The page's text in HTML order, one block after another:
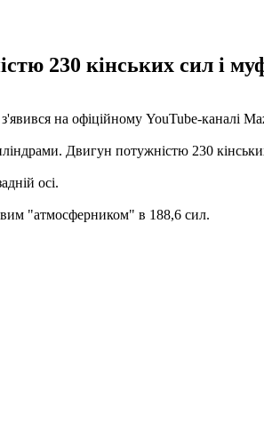
230 кінських сил і
на офіційному YouTube-каналі
Двигун потужністю 230
осі.
"атмосферником" в 188,6 сил.